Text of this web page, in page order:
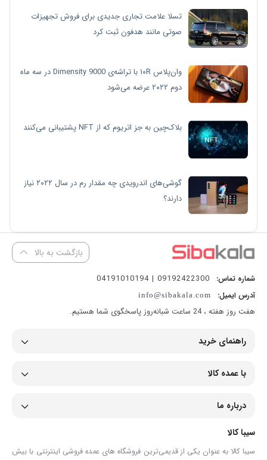
تسلا علامت تجاری جدیدی برای فروش تجهیزات
صوتی مانند هدفون ثبت کرد
وان‌پلاس ۱۰R با تراشه‌ی Dimensity 9000 در سه ماه
دوم ۲۰۲۲ عرضه می‌شود
بلاک‌چین به جز اتریوم که از NFT پشتیبانی می‌کنند
گوشی‌های اندرویدی چه مقدار رم در سال ۲۰۲۲ نیاز
دارند؟
بازگشت به بالا
شماره تماس: 09192422300 | 04191010194
آدرس ایمیل: info@sibakala.com
هفت روز هفته ، 24 ساعت شبانه‌روز پاسخگوی شما هستیم.
راهنمای خرید
با عمده کالا
درباره ما
سیبا کالا
سیبا کالا به عنوان یکی از قدیمی‌ترین فروشگاه های عمده فروشی اینترنتی با بیش